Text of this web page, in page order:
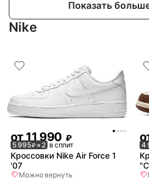
Показать
Nike
от11 990 ₽
5 995₽× 2 в сплит
Кроссовки Nike Air Force 1
'07
Можно вернуть
4